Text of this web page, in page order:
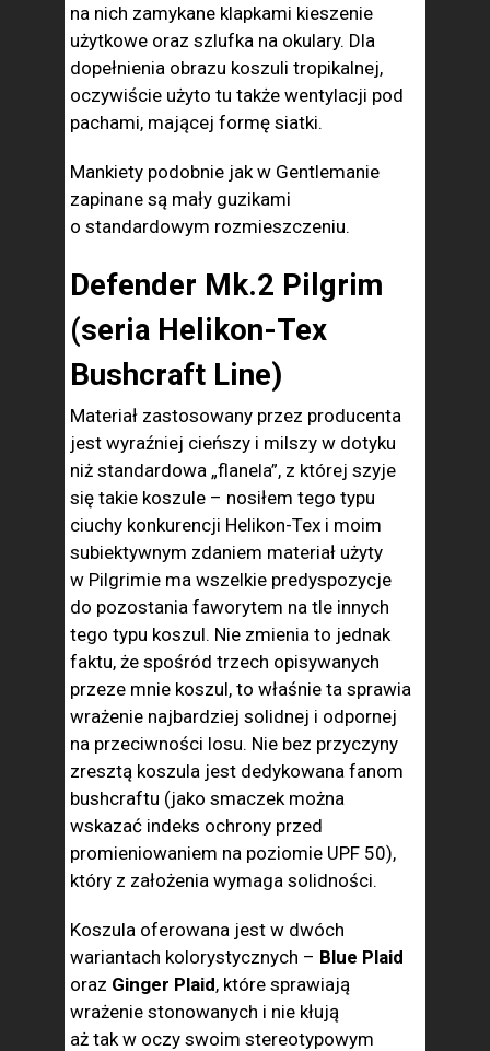
na nich zamykane klapkami kieszenie
użytkowe oraz szlufka na okulary. Dla
dopełnienia obrazu koszuli tropikalnej,
oczywiście użyto tu także wentylacji pod
pachami, mającej formę siatki.
Mankiety podobnie jak w Gentlemanie
zapinane są mały guzikami
o standardowym rozmieszczeniu.
Defender Mk.2 Pilgrim
(seria Helikon-Tex
Bushcraft Line)
Materiał zastosowany przez producenta
jest wyraźniej cieńszy i milszy w dotyku
niż standardowa „flanela”, z której szyje
się takie koszule – nosiłem tego typu
ciuchy konkurencji Helikon-Tex i moim
subiektywnym zdaniem materiał użyty
w Pilgrimie ma wszelkie predyspozycje
do pozostania faworytem na tle innych
tego typu koszul. Nie zmienia to jednak
faktu, że spośród trzech opisywanych
przeze mnie koszul, to właśnie ta sprawia
wrażenie najbardziej solidnej i odpornej
na przeciwności losu. Nie bez przyczyny
zresztą koszula jest dedykowana fanom
bushcraftu (jako smaczek można
wskazać indeks ochrony przed
promieniowaniem na poziomie UPF 50),
który z założenia wymaga solidności.
Koszula oferowana jest w dwóch
wariantach kolorystycznych – Blue Plaid
oraz Ginger Plaid, które sprawiają
wrażenie stonowanych i nie kłują
aż tak w oczy swoim stereotypowym